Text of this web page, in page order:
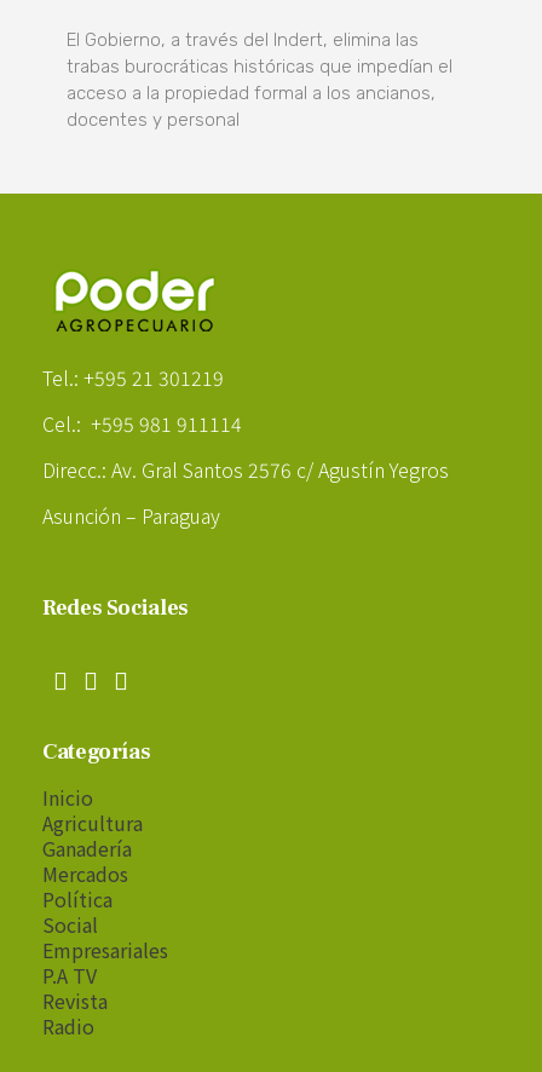
El Gobierno, a través del Indert, elimina las
trabas burocráticas históricas que impedían el
acceso a la propiedad formal a los ancianos,
docentes y personal
Tel.: +595 21 301219
Cel.: +595 981 911114
Direcc.: Av. Gral Santos 2576 c/ Agustín Yegros
Asunción – Paraguay
Redes Sociales
Categorías
Inicio
Agricultura
Ganadería
Mercados
Política
Social
Empresariales
P.A TV
Revista
Radio